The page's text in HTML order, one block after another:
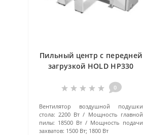
Пильный центр с передней
загрузкой HOLD HP330
0
Вентилятор воздушной подушки
стола: 2200 Вт
Мощность главной
пилы: 18500 Вт
Мощность подачи
захватов: 1500 Вт; 1800 Вт